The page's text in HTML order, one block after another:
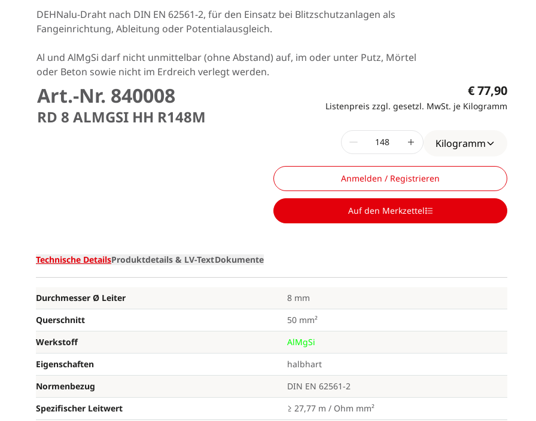
DEHNalu-Draht nach DIN EN 62561-2, für den Einsatz bei Blitzschutzanlagen als
Fangeinrichtung, Ableitung oder Potentialausgleich.
Al und AlMgSi darf nicht unmittelbar (ohne Abstand) auf, im oder unter Putz, Mörtel
oder Beton sowie nicht im Erdreich verlegt werden.
Art.-Nr. 840008
RD 8 ALMGSI HH R148M
€ 77,90
Listenpreis zzgl. gesetzl. MwSt. je Kilogramm
Kilogramm
Anmelden / Registrieren
Auf den Merkzettel
Technische DetailsProduktdetails & LV-TextDokumente
Durchmesser Ø Leiter
8 mm
Querschnitt
50 mm²
Werkstoff
AlMgSi
Eigenschaften
halbhart
Normenbezug
DIN EN 62561-2
Spezifischer Leitwert
≥ 27,77 m / Ohm mm²